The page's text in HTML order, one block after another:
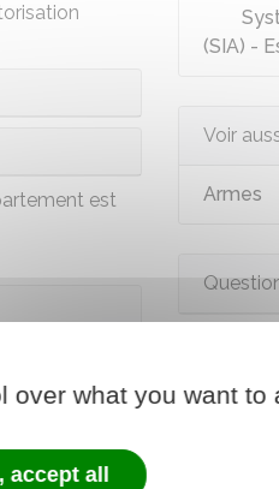
est
(SIA) -
Voir
Armes
over what you want to
accept all